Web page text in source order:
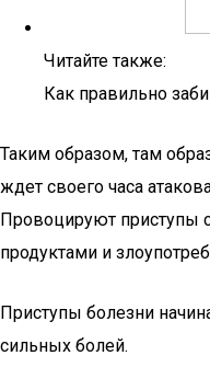
Читайте также:
Как правильно
Таким образом, там
ждет своего часа
Провоцируют приступы
продуктами и
Приступы болезни
сильных болей.